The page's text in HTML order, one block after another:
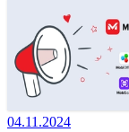
04.11.2024